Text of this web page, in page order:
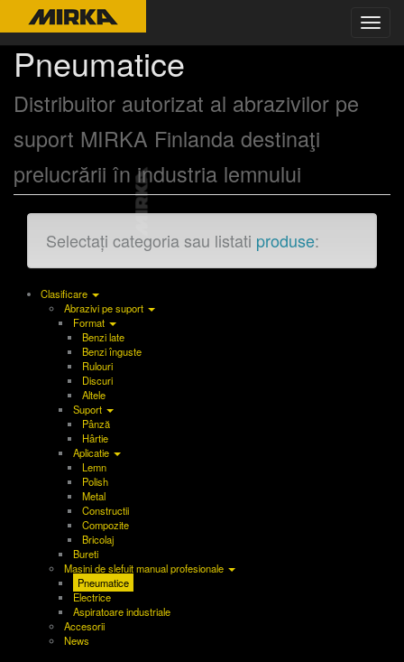
Pneumatice
Distribuitor autorizat al abrazivilor pe
suport MIRKA Finlanda destinaţi
prelucrării în industria lemnului
Selectați categoria sau listati produse:
Clasificare
Abrazivi pe suport
Format
Benzi late
Benzi înguste
Rulouri
Discuri
Altele
Suport
Pânză
Hârtie
Aplicatie
Lemn
Polish
Metal
Constructii
Compozite
Bricolaj
Bureti
Masini de slefuit manual profesionale
Pneumatice
Electrice
Aspiratoare industriale
Accesorii
News